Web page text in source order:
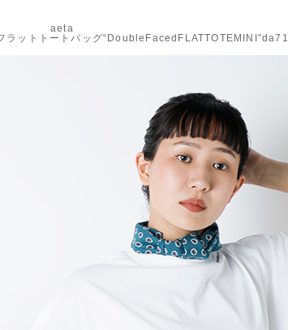
aeta
ラットトートバッグ“DoubleFacedFLATTOTEMINI”da71